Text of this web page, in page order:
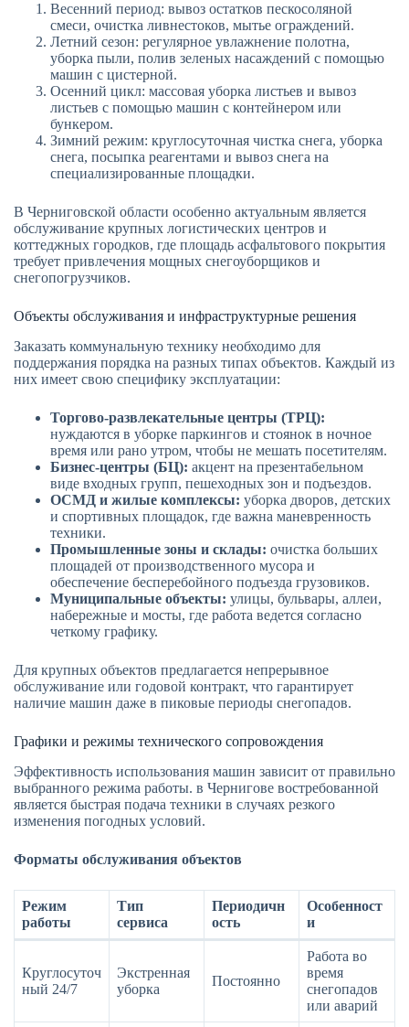
Весенний период: вывоз остатков пескосоляной
смеси, очистка ливнестоков, мытье ограждений.
Летний сезон: регулярное увлажнение полотна,
уборка пыли, полив зеленых насаждений с помощью
машин с цистерной.
Осенний цикл: массовая уборка листьев и вывоз
листьев с помощью машин с контейнером или
бункером.
Зимний режим: круглосуточная чистка снега, уборка
снега, посыпка реагентами и вывоз снега на
специализированные площадки.
В Черниговской области особенно актуальным является
обслуживание крупных логистических центров и
коттеджных городков, где площадь асфальтового покрытия
требует привлечения мощных снегоуборщиков и
снегопогрузчиков.
Объекты обслуживания и инфраструктурные решения
Заказать коммунальную технику необходимо для
поддержания порядка на разных типах объектов. Каждый из
них имеет свою специфику эксплуатации:
Торгово-развлекательные центры (ТРЦ):
нуждаются в уборке паркингов и стоянок в ночное
время или рано утром, чтобы не мешать посетителям.
Бизнес-центры (БЦ): акцент на презентабельном
виде входных групп, пешеходных зон и подъездов.
ОСМД и жилые комплексы: уборка дворов, детских
и спортивных площадок, где важна маневренность
техники.
Промышленные зоны и склады: очистка больших
площадей от производственного мусора и
обеспечение бесперебойного подъезда грузовиков.
Муниципальные объекты: улицы, бульвары, аллеи,
набережные и мосты, где работа ведется согласно
четкому графику.
Для крупных объектов предлагается непрерывное
обслуживание или годовой контракт, что гарантирует
наличие машин даже в пиковые периоды снегопадов.
Графики и режимы технического сопровождения
Эффективность использования машин зависит от правильно
выбранного режима работы. в Чернигове востребованной
является быстрая подача техники в случаях резкого
изменения погодных условий.
Форматы обслуживания объектов
Режим
работы
Тип
сервиса
Периодичн
ость
Особенност
и
Круглосуточ
ный 24/7
Экстренная
уборка
Постоянно
Работа во
время
снегопадов
или аварий